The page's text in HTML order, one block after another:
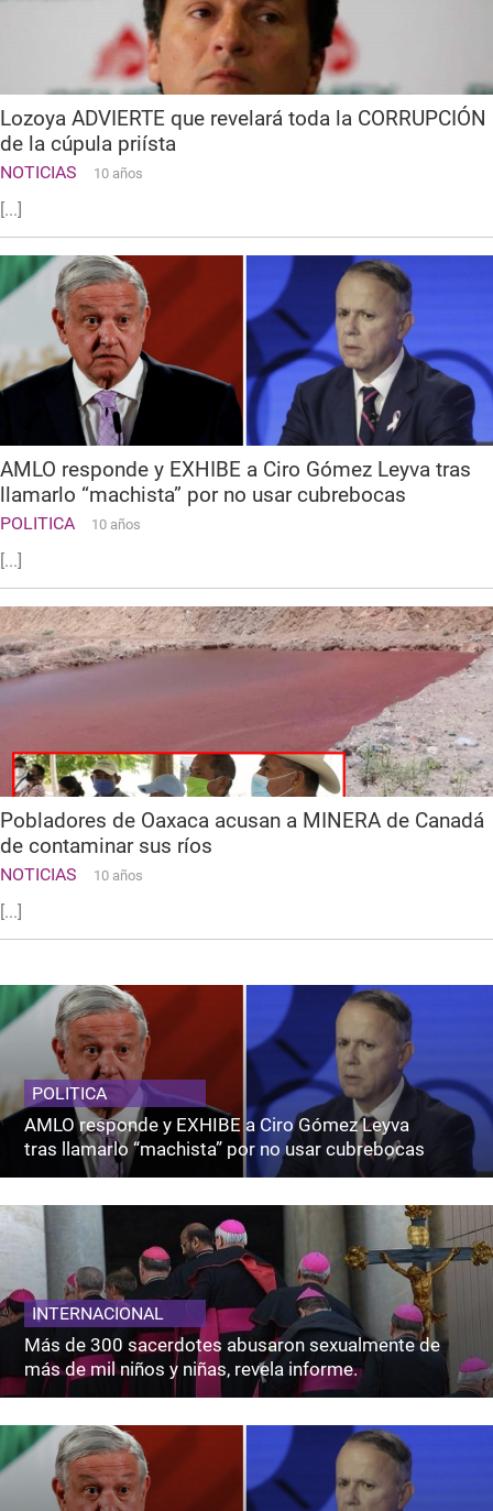
Lozoya ADVIERTE que revelará toda la CORRUPCIÓN
de la cúpula priísta
NOTICIAS 10 años
[...]
AMLO responde y EXHIBE a Ciro Gómez Leyva tras
llamarlo “machista” por no usar cubrebocas
POLITICA 10 años
[...]
Pobladores de Oaxaca acusan a MINERA de Canadá
de contaminar sus ríos
NOTICIAS 10 años
[...]
POLITICA
AMLO responde y EXHIBE a Ciro Gómez Leyva
tras llamarlo “machista” por no usar cubrebocas
INTERNACIONAL
Más de 300 sacerdotes abusaron sexualmente de
más de mil niños y niñas, revela informe.